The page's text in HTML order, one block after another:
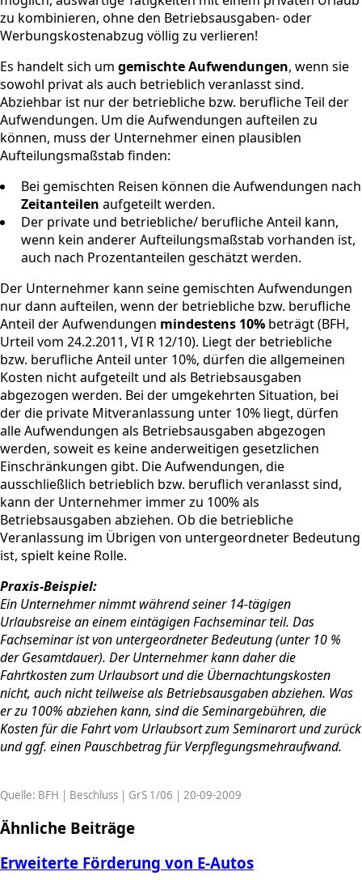
zu kombinieren, ohne den Betriebsausgaben- oder
Werbungskostenabzug völlig zu verlieren!
Es handelt sich um gemischte Aufwendungen, wenn sie
sowohl privat als auch betrieblich veranlasst sind.
Abziehbar ist nur der betriebliche bzw. berufliche Teil der
Aufwendungen. Um die Aufwendungen aufteilen zu
können, muss der Unternehmer einen plausiblen
Aufteilungsmaßstab finden:
Bei gemischten Reisen können die Aufwendungen nach
Zeitanteilen aufgeteilt werden.
Der private und betriebliche/ berufliche Anteil kann,
wenn kein anderer Aufteilungsmaßstab vorhanden ist,
auch nach Prozentanteilen geschätzt werden.
Der Unternehmer kann seine gemischten Aufwendungen
nur dann aufteilen, wenn der betriebliche bzw. berufliche
Anteil der Aufwendungen mindestens 10% beträgt (BFH,
Urteil vom 24.2.2011, VI R 12/10). Liegt der betriebliche
bzw. berufliche Anteil unter 10%, dürfen die allgemeinen
Kosten nicht aufgeteilt und als Betriebsausgaben
abgezogen werden. Bei der umgekehrten Situation, bei
der die private Mitveranlassung unter 10% liegt, dürfen
alle Aufwendungen als Betriebsausgaben abgezogen
werden, soweit es keine anderweitigen gesetzlichen
Einschränkungen gibt. Die Aufwendungen, die
ausschließlich betrieblich bzw. beruflich veranlasst sind,
kann der Unternehmer immer zu 100% als
Betriebsausgaben abziehen. Ob die betriebliche
Veranlassung im Übrigen von untergeordneter Bedeutung
ist, spielt keine Rolle.
Praxis-Beispiel:
Ein Unternehmer nimmt während seiner 14-tägigen
Urlaubsreise an einem eintägigen Fachseminar teil. Das
Fachseminar ist von untergeordneter Bedeutung (unter 10 %
der Gesamtdauer). Der Unternehmer kann daher die
Fahrtkosten zum Urlaubsort und die Übernachtungskosten
nicht, auch nicht teilweise als Betriebsausgaben abziehen. Was
er zu 100% abziehen kann, sind die Seminargebühren, die
Kosten für die Fahrt vom Urlaubsort zum Seminarort und zurück
und ggf. einen Pauschbetrag für Verpflegungsmehraufwand.
Quelle: BFH | Beschluss | GrS 1/06 | 20-09-2009
Ähnliche Beiträge
Erweiterte Förderung von E-Autos